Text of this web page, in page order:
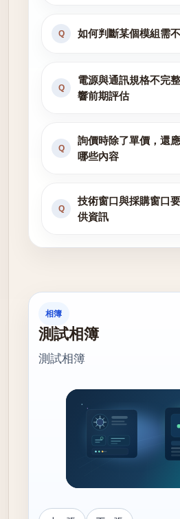
Q 如何判斷某個模組需
Q
電源與通訊規格不完
響前期評估
Q
詢價時除了單價，還
哪些內容
Q
技術窗口與採購窗口
供資訊
相簿
測試相簿
測試相簿